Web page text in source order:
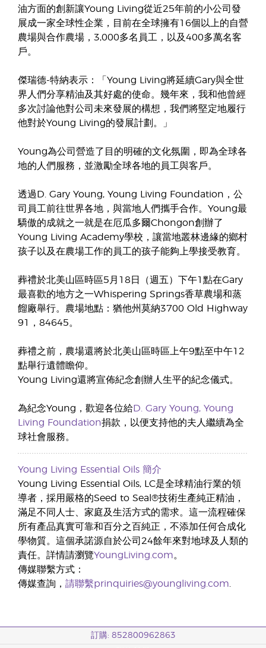
油方面的創新讓Young Living從近25年前的小公司發
展成一家全球性企業，目前在全球擁有16個以上的自營
農場與合作農場，3,000多名員工，以及400多萬名客
戶。
傑瑞德-特納表示：「Young Living將延續Gary與全世
界人們分享精油及其好處的使命。幾年來，我和他曾經
多次討論他對公司未來發展的構想，我們將堅定地履行
他對於Young Living的發展計劃。」
Young為公司營造了目的明確的文化氛圍，即為全球各
地的人們服務，並激勵全球各地的員工與客戶。
透過D. Gary Young, Young Living Foundation，公
司員工前往世界各地，與當地人們攜手合作。Young最
驕傲的成就之一就是在厄瓜多爾Chongon創辦了
Young Living Academy學校，讓當地叢林邊緣的鄉村
孩子以及在農場工作的員工的孩子能夠上學接受教育。
葬禮於北美山區時區5月18日（週五）下午1點在Gary
最喜歡的地方之一Whispering Springs香草農場和蒸
餾廠舉行。農場地點：猶他州莫納3700 Old Highway
91，84645。
葬禮之前，農場還將於北美山區時區上午9點至中午12
點舉行遺體瞻仰。
Young Living還將宣佈紀念創辦人生平的紀念儀式。
為紀念Young，歡迎各位給D. Gary Young, Young
Living Foundation捐款，以便支持他的夫人繼續為全
球社會服務。
Young Living Essential Oils 簡介
Young Living Essential Oils, LC是全球精油行業的領
導者，採用嚴格的Seed to Seal®技術生產純正精油，
滿足不同人士、家庭及生活方式的需求。這一流程確保
所有產品真實可靠和百分之百純正，不添加任何合成化
學物質。這個承諾源自於公司24餘年來對地球及人類的
責任。詳情請瀏覽YoungLiving.com。
傳媒聯繫方式：
傳媒查詢， 請聯繫prinquiries@youngliving.com
訂購: 852800962863